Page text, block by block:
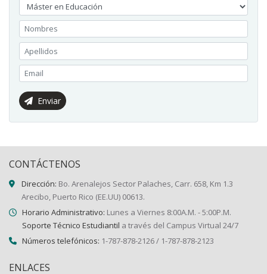
Enviar
CONTÁCTENOS
Dirección: Bo. Arenalejos Sector Palaches, Carr. 658, Km 1.3
Arecibo, Puerto Rico (EE.UU) 00613.
Horario Administrativo: Lunes a Viernes 8:00A.M. - 5:00P.M.
Soporte Técnico Estudiantil a través del Campus Virtual 24/7
Números telefónicos: 1-787-878-2126 / 1-787-878-2123
ENLACES